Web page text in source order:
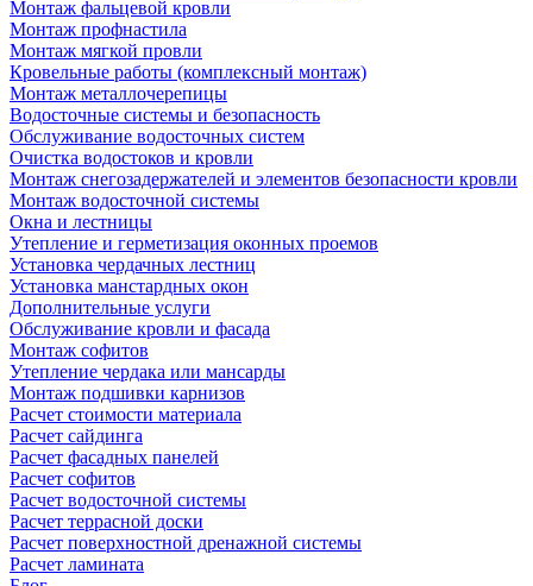
Монтаж фальцевой кровли
Монтаж профнастила
Монтаж мягкой провли
Кровельные работы (комплексный монтаж)
Монтаж металлочерепицы
Водосточные системы и безопасность
Обслуживание водосточных систем
Очистка водостоков и кровли
Монтаж снегозадержателей и элементов безопасности кровли
Монтаж водосточной системы
Окна и лестницы
Утепление и герметизация оконных проемов
Установка чердачных лестниц
Установка манстардных окон
Дополнительные услуги
Обслуживание кровли и фасада
Монтаж софитов
Утепление чердака или мансарды
Монтаж подшивки карнизов
Расчет стоимости материала
Расчет сайдинга
Расчет фасадных панелей
Расчет софитов
Расчет водосточной системы
Расчет террасной доски
Расчет поверхностной дренажной системы
Расчет ламината